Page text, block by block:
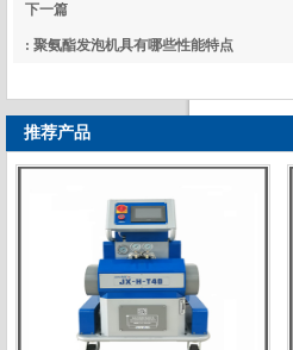
: 聚脲--城市综合管廊工程技术规范修编完成
下一篇
: 聚氨酯发泡机具有哪些性能特点
推荐产品